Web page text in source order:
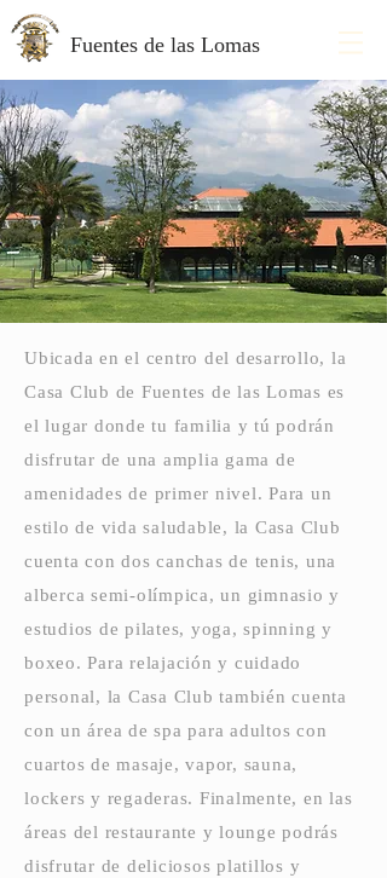
Fuentes de las Lomas
Ubicada en el centro del desarrollo, la
Casa Club de Fuentes de las Lomas es
el lugar donde tu familia y tú podrán
disfrutar de una amplia gama de
amenidades de primer nivel. Para un
estilo de vida saludable, la Casa Club
cuenta con dos canchas de tenis, una
alberca semi-olímpica, un gimnasio y
estudios de pilates, yoga, spinning y
boxeo. Para relajación y cuidado
personal, la Casa Club también cuenta
con un área de spa para adultos con
cuartos de masaje, vapor, sauna,
lockers y regaderas. Finalmente, en las
áreas del restaurante y lounge podrás
disfrutar de deliciosos platillos y